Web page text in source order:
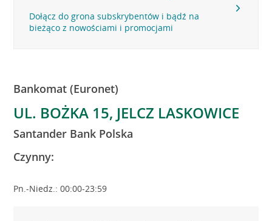
Dołącz do grona subskrybentów i bądź na
bieżąco z nowościami i promocjami
Bankomat (Euronet)
UL. BOŻKA 15, JELCZ LASKOWICE
Santander Bank Polska
Czynny:
Pn.-Niedz.: 00:00-23:59